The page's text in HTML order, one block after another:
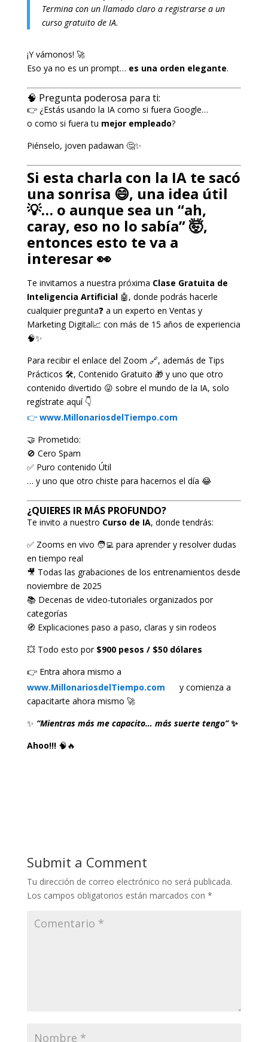
Termina con un llamado claro a registrarse a un
curso gratuito de IA.
¡Y vámonos! 🚀
Eso ya no es un prompt… es una orden elegante.
🧠 Pregunta poderosa para ti:
👉 ¿Estás usando la IA como si fuera Google…
o como si fuera tu mejor empleado?
Piénselo, joven padawan 🤔✨
Si esta charla con la IA te sacó
una sonrisa 😄, una idea útil
💡… o aunque sea un “ah,
caray, eso no lo sabía” 🤯,
entonces esto te va a
interesar 👀
Te invitamos a nuestra próxima Clase Gratuita de
Inteligencia Artificial🤖, donde podrás hacerle
cualquier pregunta❓ a un experto en Ventas y
Marketing Digital📈 con más de 15 años de experiencia
🧠✨
Para recibir el enlace del Zoom 🔗, además de Tips
Prácticos 🛠️, Contenido Gratuito 🎁 y uno que otro
contenido divertido 😜 sobre el mundo de la IA, solo
regístrate aquí 👇
👉 www.MillonariosdelTiempo.com
🤝 Prometido:
🚫 Cero Spam
✅ Puro contenido Útil
… y uno que otro chiste para hacernos el día 😂
¿QUIERES IR MÁS PROFUNDO?
Te invito a nuestro Curso de IA, donde tendrás:
✅ Zooms en vivo 🧑‍💻 para aprender y resolver dudas
en tiempo real
🎥 Todas las grabaciones de los entrenamientos desde
noviembre de 2025
📚 Decenas de video-tutoriales organizados por
categorías
🧭 Explicaciones paso a paso, claras y sin rodeos
💥 Todo esto por $900 pesos / $50 dólares
👉 Entra ahora mismo a
www.MillonariosdelTiempo.com
y comienza a
capacitarte ahora mismo 🚀
✨ “Mientras más me capacito… más suerte tengo”✨
Ahoo!!!🧠🔥
Submit a Comment
Tu dirección de correo electrónico no será publicada.
Los campos obligatorios están marcados con *